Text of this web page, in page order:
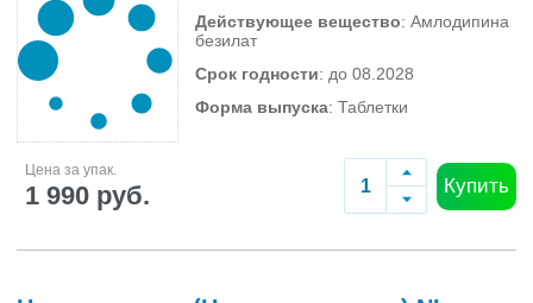
Действующее вещество: Амлодипина
безилат
Срок годности: до 08.2028
Форма выпуска: Таблетки
Цена за упак.
1 990 руб. Купить